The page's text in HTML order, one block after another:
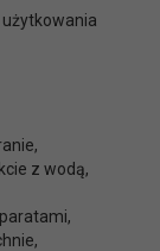
z wodą,